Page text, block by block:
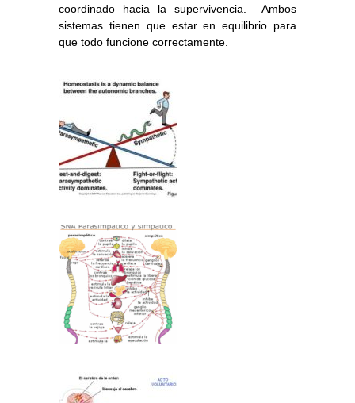
coordinado hacia la supervivencia. Ambos
sistemas tienen que estar en equilibrio para
que todo funcione correctamente.